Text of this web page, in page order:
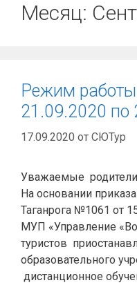
Месяц:
Режим
21.09.2020 по
17.09.2020 от СЮТур
Уважаемые родители
На основании
Таганрога №1061 от
МУП «Управление
туристов
образовательного
дистанционное